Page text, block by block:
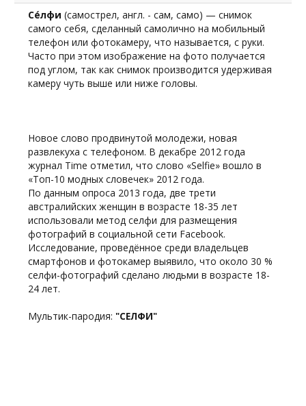
Се́лфи (самострел, англ. - сам, само) — снимок
самого себя, сделанный самолично на мобильный
телефон или фотокамеру, что называется, с руки.
Часто при этом изображение на фото получается
под углом, так как снимок производится удерживая
камеру чуть выше или ниже головы.
Новое слово продвинутой молодежи, новая
развлекуха с телефоном. В декабре 2012 года
журнал Time отметил, что слово «Selfie» вошло в
«Топ-10 модных словечек» 2012 года.
По данным опроса 2013 года, две трети
австралийских женщин в возрасте 18-35 лет
использовали метод селфи для размещения
фотографий в социальной сети Facebook.
Исследование, проведённое среди владельцев
смартфонов и фотокамер выявило, что около 30 %
селфи-фотографий сделано людьми в возрасте 18-
24 лет.
Мультик-пародия: "СЕЛФИ"